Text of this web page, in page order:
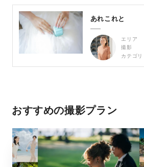
あれこれと
エリア
撮影
カテゴリ
おすすめの撮影プラン